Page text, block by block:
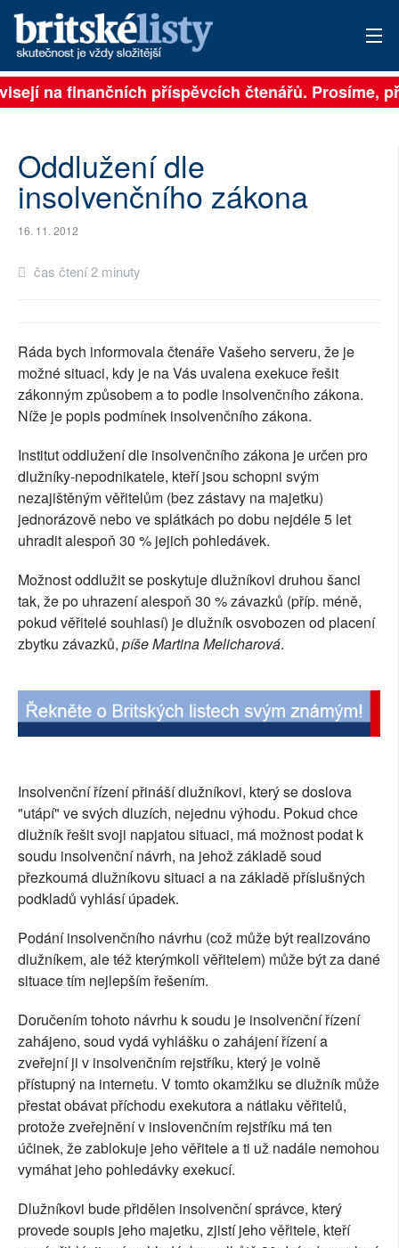
PŘIHLÁSIT
ARCHIV
PŘÍSPĚVKY NA PROVOZ
SOCIÁLNÍ SÍTĚ
RUBRIKY
PLNÁ VERZE STRÁNEK
na finančních příspěvcích čtenářů. Prosíme,
Oddlužení dle
insolvenčního zákona
16. 11. 2012
čas čtení 2 minuty
Ráda bych informovala čtenáře Vašeho serveru, že je
možné situaci, kdy je na Vás uvalena exekuce řešit
zákonným způsobem a to podle insolvenčního zákona.
Níže je popis podmínek insolvenčního zákona.
Institut oddlužení dle insolvenčního zákona je určen pro
dlužníky-nepodnikatele, kteří jsou schopni svým
nezajištěným věřitelům (bez zástavy na majetku)
jednorázově nebo ve splátkách po dobu nejdéle 5 let
uhradit alespoň 30 % jejich pohledávek.
Možnost oddlužit se poskytuje dlužníkovi druhou šanci
tak, že po uhrazení alespoň 30 % závazků (příp. méně,
pokud věřitelé souhlasí) je dlužník osvobozen od placení
zbytku závazků, píše Martina Melicharová.
Insolvenční řízení přináší dlužníkovi, který se doslova
"utápí" ve svých dluzích, nejednu výhodu. Pokud chce
dlužník řešit svoji napjatou situaci, má možnost podat k
soudu insolvenční návrh, na jehož základě soud
přezkoumá dlužníkovu situaci a na základě příslušných
podkladů vyhlásí úpadek.
Podání insolvenčního návrhu (což může být realizováno
dlužníkem, ale též kterýmkoli věřitelem) může být za dané
situace tím nejlepším řešením.
Doručením tohoto návrhu k soudu je insolvenční řízení
zahájeno, soud vydá vyhlášku o zahájení řízení a
zveřejní ji v insolvenčním rejstříku, který je volně
přístupný na internetu. V tomto okamžiku se dlužník může
přestat obávat příchodu exekutora a nátlaku věřitelů,
protože zveřejnění v inslovenčním rejstříku má ten
účinek, že zablokuje jeho věřitele a ti už nadále nemohou
vymáhat jeho pohledávky exekucí.
Dlužníkovi bude přidělen insolvenční správce, který
provede soupis jeho majetku, zjistí jeho věřitele, kteří